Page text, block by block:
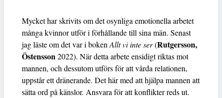
Mycket har skrivits om det osynliga emotionella arbetet
många kvinnor utför i förhållande till sina män. Senast
jag läste om det var i bokenAllt vi inte ser(Rutgersson,
Östensson2022). När detta arbete ensidigt riktas mot
mannen, och dessutom utförs för att vårda relationen,
uppstår ett dränerande. Det här med att hjälpa mannen att
sätta ord på känslor. Ansvara för att konflikter reds ut.